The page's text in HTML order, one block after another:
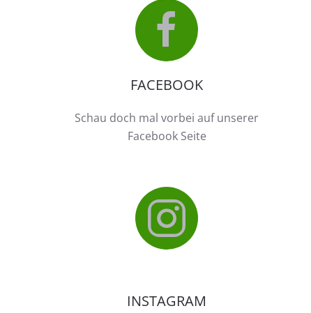
FACEBOOK
Schau doch mal vorbei auf unserer
Facebook Seite
INSTAGRAM